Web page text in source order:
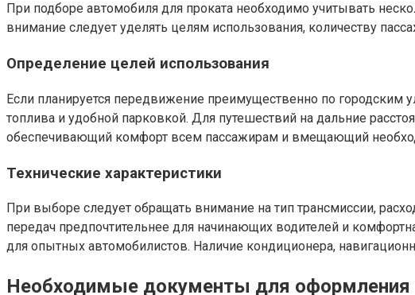
При подборе автомобиля для проката необходимо учитывать
внимание следует уделять целям использования, количеству
Определение целей использования
Если планируется передвижение преимущественно по
топлива и удобной парковкой. Для путешествий на дальние
обеспечивающий комфорт всем пассажирам и вмещающий
Технические характеристики
При выборе следует обращать внимание на тип трансмиссии,
передач предпочтительнее для начинающих водителей и
для опытных автомобилистов. Наличие кондиционера,
Необходимые документы для оформления